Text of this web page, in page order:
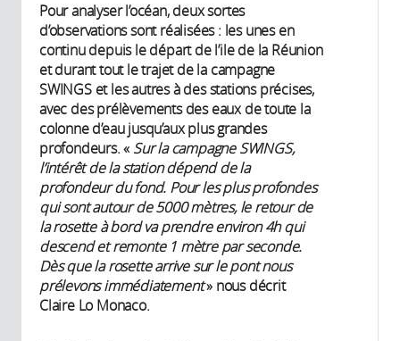
Pour analyser l’océan, deux sortes
d’observations sont réalisées : les unes en
continu depuis le départ de l’ile de la Réunion
et durant tout le trajet de la campagne
SWINGS et les autres à des stations précises,
avec des prélèvements des eaux de toute la
colonne d’eau jusqu’aux plus grandes
profondeurs. « Sur la campagne SWINGS,
l’intérêt de la station dépend de la
profondeur du fond. Pour les plus profondes
qui sont autour de 5000 mètres, le retour de
la rosette à bord va prendre environ 4h qui
descend et remonte 1 mètre par seconde.
Dès que la rosette arrive sur le pont nous
prélevons immédiatement» nous décrit
Claire Lo Monaco.